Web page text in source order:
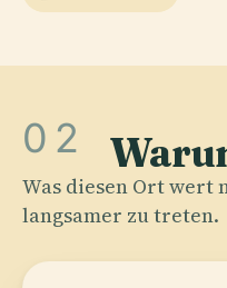
02
Was diesen Ort wert
langsamer zu treten.